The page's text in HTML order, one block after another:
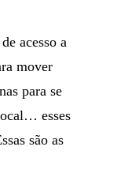
acesso a
mover
para se
esses
são as